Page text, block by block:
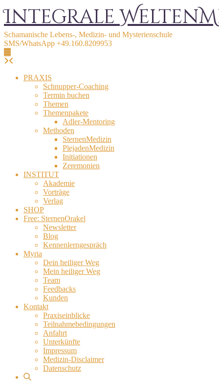
Skip
content
Integrale
Schamanische Lebens-, Medizin- und Mysterienschule
SMS/WhatsApp +49.160.8209953
PRAXIS
Schnupper-Coaching
Termin buchen
Themen
Themenpakete
Adler-Mentoring
Methoden
SternenMedizin
PlejadenMedizin
Initiationen
Zeremonien
INSTITUT
Akademie
Vorträge
Verlag
SHOP
Free: SternenOrakel
Newsletter
Blog
Kennenlerngespräch
Myria
Dein heiliger Weg
Mein heiliger Weg
Team
Feedbacks
Kunden
Kontakt
Praxiseinblicke
Teilnahmebedingungen
Anfahrt
Unterkünfte
Impressum
Medizin-Disclaimer
Datenschutz